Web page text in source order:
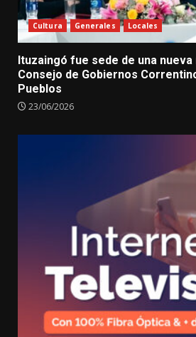
Cultura Generales Locales
Ituzaingó fue sede de una
Consejo de Gobiernos
Pueblos
23/06/2026